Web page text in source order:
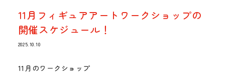
11月フィギュアアートワークショップの
開催スケジュール！
2025.10.10
11月のワークショップ